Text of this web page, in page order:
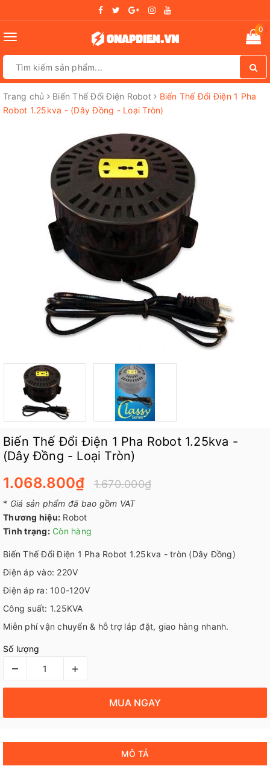
Toggle
0
Trang chủ Biến Thế Đổi Điện Robot
Biến Thế Đổi Điện 1 Pha
Robot 1.25kva - (Dây Đồng - Loại Tròn)
Biến Thế Đổi Điện 1 Pha Robot 1.25kva -
(Dây Đồng - Loại Tròn)
1.068.800₫ 1.670.000₫
* Giá sản phẩm đã bao gồm VAT
Thương hiệu: Robot
Tình trạng: Còn hàng
Biến Thế Đổi Điện 1 Pha Robot 1.25kva - tròn (Dây Đồng)
Điện áp vào: 220V
Điện áp ra: 100-120V
Công suất: 1.25KVA
Miễn phí vận chuyển & hỗ trợ lắp đặt, giao hàng nhanh.
Số lượng
– +
MUA NGAY
MÔ TẢ